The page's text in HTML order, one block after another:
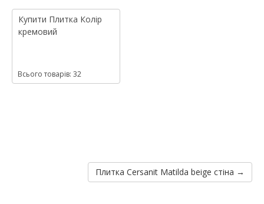
Купити Плитка Колір
кремовий
Всього товарів: 32
Плитка Cersanit Matilda beige стіна →